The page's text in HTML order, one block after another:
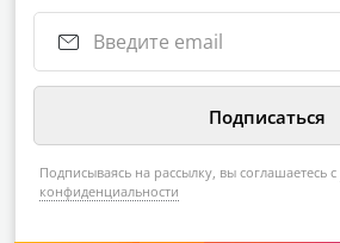
Подписываясь на рассылку, вы соглашаетесь с
конфиденциальности